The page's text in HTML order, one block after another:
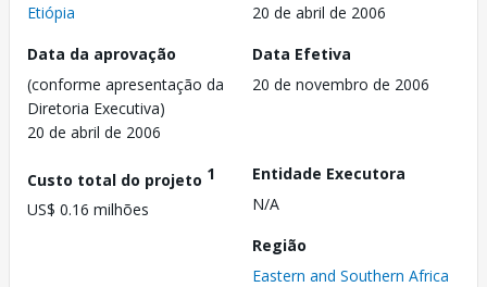
Etiópia
20 de abril de 2006
Data da aprovação
(conforme apresentação da
Diretoria Executiva)
20 de abril de 2006
Data Efetiva
20 de novembro de 2006
Custo total do projeto 1
US$ 0.16 milhões
Entidade Executora
N/A
Região
Eastern and Southern Africa